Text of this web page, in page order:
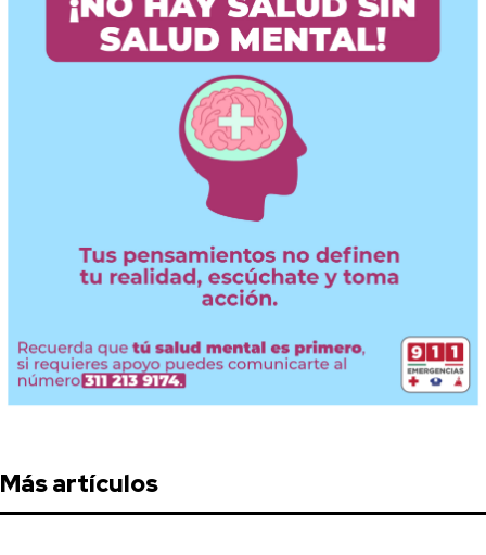
Más artículos